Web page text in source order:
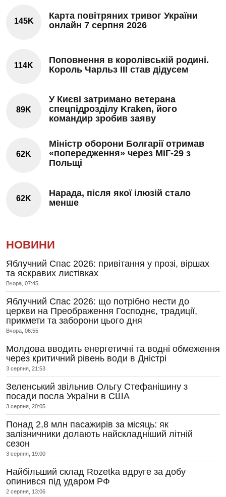
145K
Карта повітряних тривог України
онлайн 7 серпня 2026
114K
Поповнення в королівській родині.
Король Чарльз III став дідусем
89K
У Києві затримано ветерана
спецпідрозділу Kraken, його
командир зробив заяву
62K
Міністр оборони Болгарії отримав
«попередження» через МіГ-29 з
Польщі
62K
Нарада, після якої ілюзій стало
менше
НОВИНИ
Яблучний Спас 2026: привітання у прозі, віршах
та яскравих листівках
Вчора, 07:45
Яблучний Спас 2026: що потрібно нести до
церкви на Преображення Господнє, традиції,
прикмети та заборони цього дня
Вчора, 06:55
Молдова вводить енергетичні та водні обмеження
через критичний рівень води в Дністрі
3 серпня, 21:53
Зеленський звільнив Ольгу Стефанішину з
посади посла України в США
3 серпня, 20:05
Понад 2,8 млн пасажирів за місяць: як
залізничники долають найскладніший літній
сезон
3 серпня, 19:00
Найбільший склад Rozetka вдруге за добу
опинився під ударом РФ
2 серпня, 13:06